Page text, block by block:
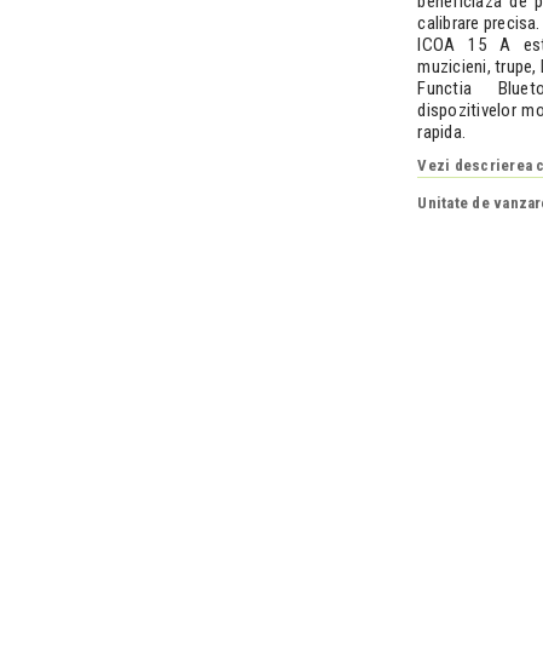
calibrare precisa.
ICOA 15 A
muzicieni, trupe,
Functia
dispozitivelor
rapida.
Vezi descrierea
Unitate de